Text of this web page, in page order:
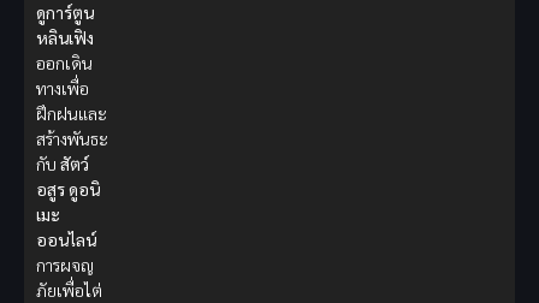
ดูการ์ตูน
หลินเฟิง
ออกเดิน
ทางเพื่อ
ฝึกฝนและ
สร้างพันธะ
กับ สัตว์
อสูรดูอนิ
เมะ
ออนไลน์
การผจญ
ภัยเพื่อไต่